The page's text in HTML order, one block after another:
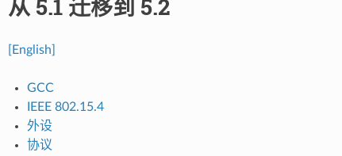
从 5.1 迁移到 5.2
[English]
GCC
IEEE 802.15.4
外设
协议